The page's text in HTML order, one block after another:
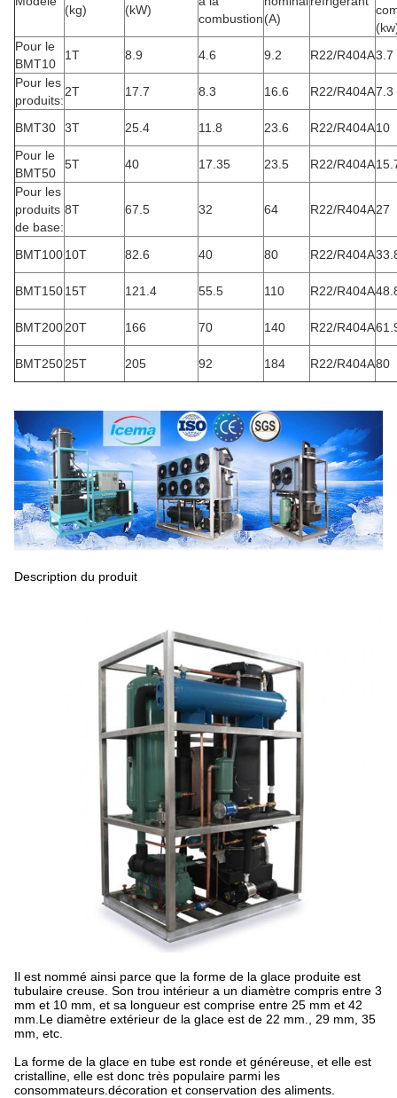
(kg) (kW)
combustion(A)
Pour le
BMT10
1T 8.9 4.6 9.2 R22/R404A3.7
Pour les
produits:
2T 17.7 8.3 16.6 R22/R404A7.3
BMT30 3T 25.4 11.8 23.6 R22/R404A10
Pour le
BMT50
5T 40 17.35 23.5 R22/R404A
Pour les
produits
de base:
8T 67.5 32 64 R22/R404A27
BMT10010T 82.6 40 80 R22/R404A
BMT15015T 121.4 55.5 110 R22/R404A
BMT20020T 166 70 140 R22/R404A
BMT25025T 205 92 184 R22/R404A80
Description du produit
Il est nommé ainsi parce que la forme de la glace produite est
tubulaire creuse. Son trou intérieur a un diamètre compris entre 3
mm et 10 mm, et sa longueur est comprise entre 25 mm et 42
mm.Le diamètre extérieur de la glace est de 22 mm., 29 mm, 35
mm, etc.
La forme de la glace en tube est ronde et généreuse, et elle est
cristalline, elle est donc très populaire parmi les
consommateurs.décoration et conservation des aliments.